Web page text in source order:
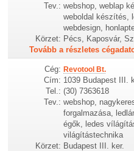
Tev.: webshop, weblap
weboldal készítés,
webdesign,
Körzet: Pécs, Kaposvár,
Tovább a részletes
Cég: Revotool Bt.
Cím: 1039 Budapest III.
Tel.: (30) 7363618
Tev.: webshop,
forgalmazása,
égők, ledes
világítástechnika
Körzet: Budapest III. ker.